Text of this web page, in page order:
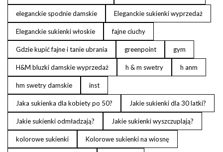
eleganckie spodnie damskie Eleganckie sukienki wyprzedaż
Eleganckie sukienki włoskie fajne ciuchy
Gdzie kupić fajne i tanie ubrania greenpoint gym
H&M bluzki damskie wyprzedaż h & m swetry h anm
hm swetry damskie inst
Jaka sukienka dla kobiety po 50? Jakie sukienki dla 30 latki?
Jakie sukienki odmładzają? Jakie sukienki wyszczuplają?
kolorowe sukienki Kolorowe sukienki na wiosnę